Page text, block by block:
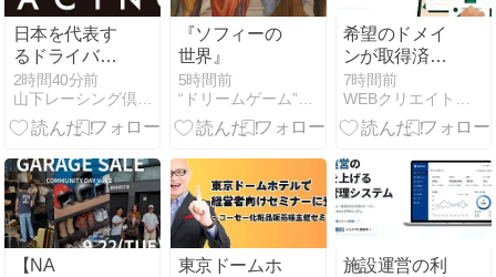
日本を代表す
るドライバー
ラインナップ
で挑む
「PONOS
鈴鹿1000kmに
2年連続参戦
2時間40分前
山下レーシング倶楽部 | モータースポーツ応援番組
『ソフィーの
世界』
5時間前
希望のドメイ
ンが取得済み
だった時の決
め方｜別名・
別TLD・商標
7時間前
【NA
東京ドームホ
施設運営の利